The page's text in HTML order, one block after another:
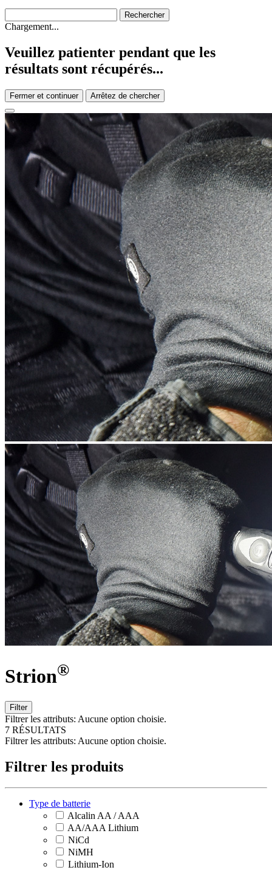
Chargement...
Veuillez patienter pendant que les
résultats sont récupérés...
Fermer et continuer Arrêtez de chercher
Strion®
Filter
Filtrer les attributs: Aucune option choisie.
7 RÉSULTATS
Filtrer les attributs: Aucune option choisie.
Filtrer les produits
Type de batterie
Alcalin AA / AAA
AA/AAA Lithium
NiCd
NiMH
Lithium-Ion